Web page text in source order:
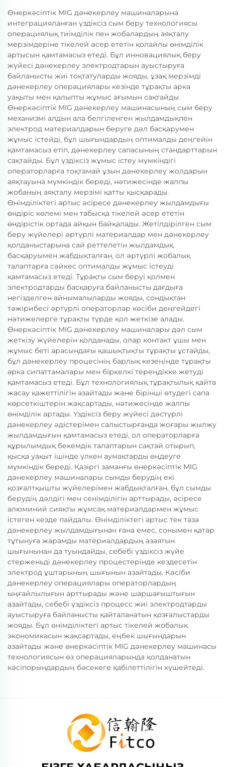
Өнеркәсіптік MIG дәнекерлеу машиналарына
интеграцияланған үздіксіз сым беру технологиясы
операциялық тиімділік пен жобалардың аяқталу
мерзімдеріне тікелей әсер ететін қолайлы өнімділік
артысын қамтамасыз етеді. Бұл инновациялық беру
жүйесі дәнекерлеу электродтарын ауыстыруға
байланысты жиі тоқтатуларды жояды, ұзақ мерзімді
дәнекерлеу операциялары кезінде тұрақты арка
уақыты мен қалыпты жұмыс ағымын сақтайды.
Өнеркәсіптік MIG дәнекерлеу машинасының сым беру
механизмі алдын ала белгіленген жылдамдықпен
электрод материалдарын беруге дәл басқарумен
жұмыс істейді, бұл шығындардың оптималды деңгейін
қамтамасыз етіп, дәнекерлеу сапасының стандарттарын
сақтайды. Бұл үздіксіз жұмыс істеу мүмкіндігі
операторларға тоқтамай ұзын дәнекерлеу жолдарын
аяқтауына мүмкіндік береді, нәтижесінде жалпы
жобаның аяқталу мерзімі қатты қысқарады.
Өнімділіктегі артыс әсіресе дәнекерлеу жылдамдығы
өндіріс көлемі мен табысқа тікелей әсер ететін
өндірістік ортада айқын байқалады. Жетілдірілген сым
беру жүйелері әртүрлі материалдар мен дәнекерлеу
қолданыстарына сай реттелетін жылдамдық
басқаруымен жабдықталған, ол әртүрлі жобалық
талаптарға сәйкес оптималды жұмыс істеуді
қамтамасыз етеді. Тұрақты сым беруі қолмен
электродтарды басқаруға байланысты дағдыға
негізделген айнымалыларды жояды, сондықтан
тәжірибесі әртүрлі операторлар кәсіби деңгейдегі
нәтижелерге тұрақты түрде қол жеткізе алады.
Өнеркәсіптік MIG дәнекерлеу машиналары дәл сым
жеткізу жүйелерін қолданады, олар контакт ұшы мен
жұмыс беті арасындағы қашықтықты тұрақты ұстайды,
бұл дәнекерлеу процесінің барлық кезеңінде тұрақты
арка сипаттамалары мен біркелкі тереңдікке жетуді
қамтамасыз етеді. Бұл технологиялық тұрақтылық қайта
жасау қажеттілігін азайтады және бірінші өтудегі сапа
көрсеткіштерін жақсартады, нәтижесінде жалпы
өнімділік артады. Үздіксіз беру жүйесі дәстүрлі
дәнекерлеу әдістерімен салыстырғанда жоғары жылжу
жылдамдығын қамтамасыз етеді, ол операторларға
құрылымдық бекемдік талаптарын сақтай отырып,
қысқа уақыт ішінде үлкен аумақтарды өңдеуге
мүмкіндік береді. Қазіргі заманғы өнеркәсіптік MIG
дәнекерлеу машиналары сымды берудің екі
қозғалтқышты жүйелерімен жабдықталған, бұл сымды
берудің дәлдігі мен сенімділігін арттырады, әсіресе
алюминий сияқты жұмсақ материалдармен жұмыс
істеген кезде пайдалы. Өнімділіктегі артыс тек таза
дәнекерлеу жылдамдығынан ғана емес, сонымен қатар
тұтынуға жарамды материалдардың азаятын
шығынынан да туындайды, себебі үздіксіз жүйе
стерженьді дәнекерлеу процестерінде кездесетін
электрод ұштарының шығынын азайтады. Кәсіби
дәнекерлеу операциялары операторлардың
ыңғайлылығын арттырады және шаршағыштығын
азайтады, себебі үздіксіз процесс жиі электродтарды
ауыстыруға байланысты қайталанатын қозғалыстарды
жояды. Бұл өнімділіктегі артыс тікелей жобалық
экономикасын жақсартады, еңбек шығындарын
азайтады және өнеркәсіптік MIG дәнекерлеу машинасы
технологиясын өз операцияларында қолданатын
кәсіпорындардың бәсекеге қабілеттілігін күшейтеді.